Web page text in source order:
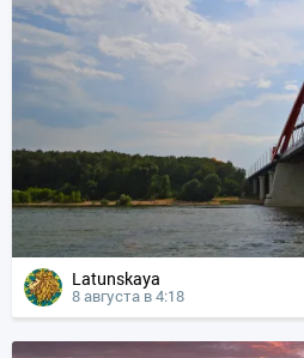
Latunskaya
8 августа в 4:18